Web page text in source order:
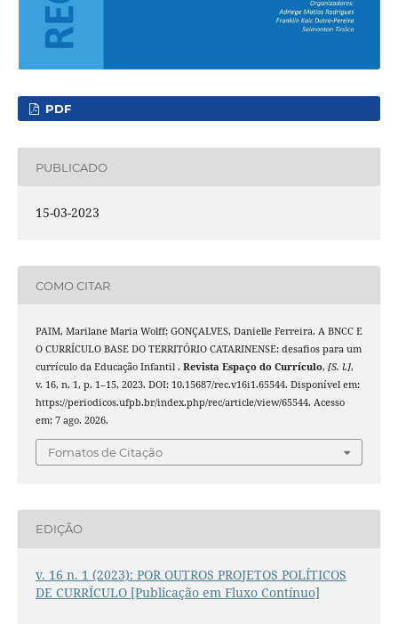
PDF
PUBLICADO
15-03-2023
COMO CITAR
PAIM, Marilane Maria Wolff; GONÇALVES, Danielle Ferreira. A BNCC E
O CURRÍCULO BASE DO TERRITÓRIO CATARINENSE: desafios para um
currículo da Educação Infantil . Revista Espaço do Currículo, [S. l.],
v. 16, n. 1, p. 1–15, 2023. DOI: 10.15687/rec.v16i1.65544. Disponível em:
https://periodicos.ufpb.br/index.php/rec/article/view/65544. Acesso
em: 7 ago. 2026.
Fomatos de Citação
EDIÇÃO
v. 16 n. 1 (2023): POR OUTROS PROJETOS POLÍTICOS
DE CURRÍCULO [Publicação em Fluxo Contínuo]